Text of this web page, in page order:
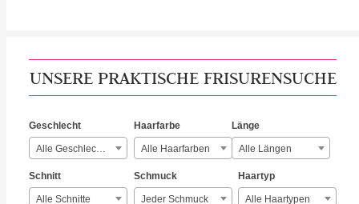
UNSERE PRAKTISCHE FRISURENSUCHE
Geschlecht
Alle Geschlechter
Haarfarbe
Alle Haarfarben
Länge
Alle Längen
Schnitt
Alle Schnitte
Schmuck
Jeder Schmuck
Haartyp
Alle Haartypen